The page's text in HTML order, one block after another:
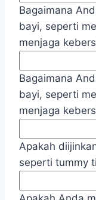
Bagaimana
bayi, seperti
menjaga
Bagaimana
bayi, seperti
menjaga
Apakah
seperti tummy